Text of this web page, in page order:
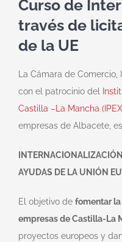
Curso de
través de
de la UE
La Cámara de
con el patrocinio del
Castilla –La Mancha
empresas de Albacete,
AYUDAS DE LA UNIÓN
El objetivo de fomentar
empresas de Castilla-La
proyectos europeos y